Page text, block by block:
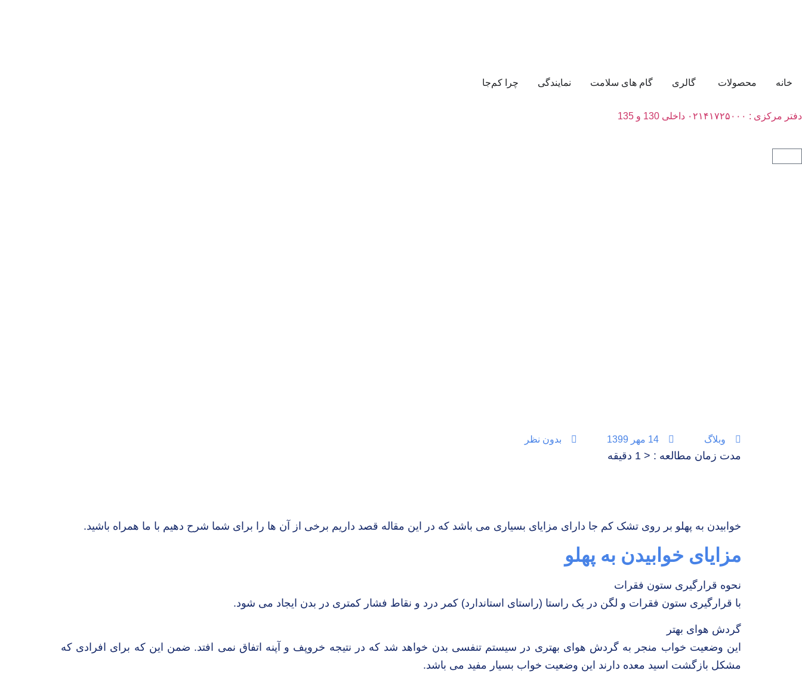
خانه محصولات گالری گام های سلامت نمایندگی چرا کم‌جا
دفتر مرکزی : ۰۲۱۴۱۷۲۵۰۰۰ داخلی 130 و 135
وبلاگ 14 مهر 1399 بدون نظر
مدت زمان مطالعه : < 1 دقیقه
خوابیدن به پهلو بر روی تشک کم جا دارای مزایای بسیاری می باشد که در این مقاله قصد داریم برخی از آن ها را برای شما شرح دهیم با ما همراه باشید.
مزایای خوابیدن به پهلو
نحوه قرارگیری ستون فقرات
با قرارگیری ستون فقرات و لگن در یک راستا (راستای استاندارد) کمر درد و نقاط فشار کمتری در بدن ایجاد می شود.
گردش هوای بهتر
این وضعیت خواب منجر به گردش هوای بهتری در سیستم تنفسی بدن خواهد شد که در نتیجه خروپف و آپنه اتفاق نمی افتد. ضمن این که برای افرادی که
مشکل بازگشت اسید معده دارند این وضعیت خواب بسیار مفید می باشد.